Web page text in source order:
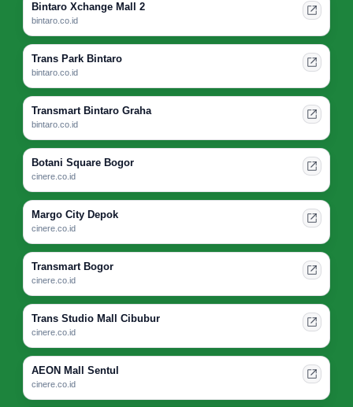
Bintaro Xchange Mall 2
bintaro.co.id
Trans Park Bintaro
bintaro.co.id
Transmart Bintaro Graha
bintaro.co.id
Botani Square Bogor
cinere.co.id
Margo City Depok
cinere.co.id
Transmart Bogor
cinere.co.id
Trans Studio Mall Cibubur
cinere.co.id
AEON Mall Sentul
cinere.co.id